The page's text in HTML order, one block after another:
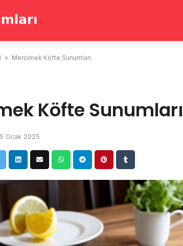
» Mercimek Köfte Sunumları
Köfte Sunumları
Ocak 2025